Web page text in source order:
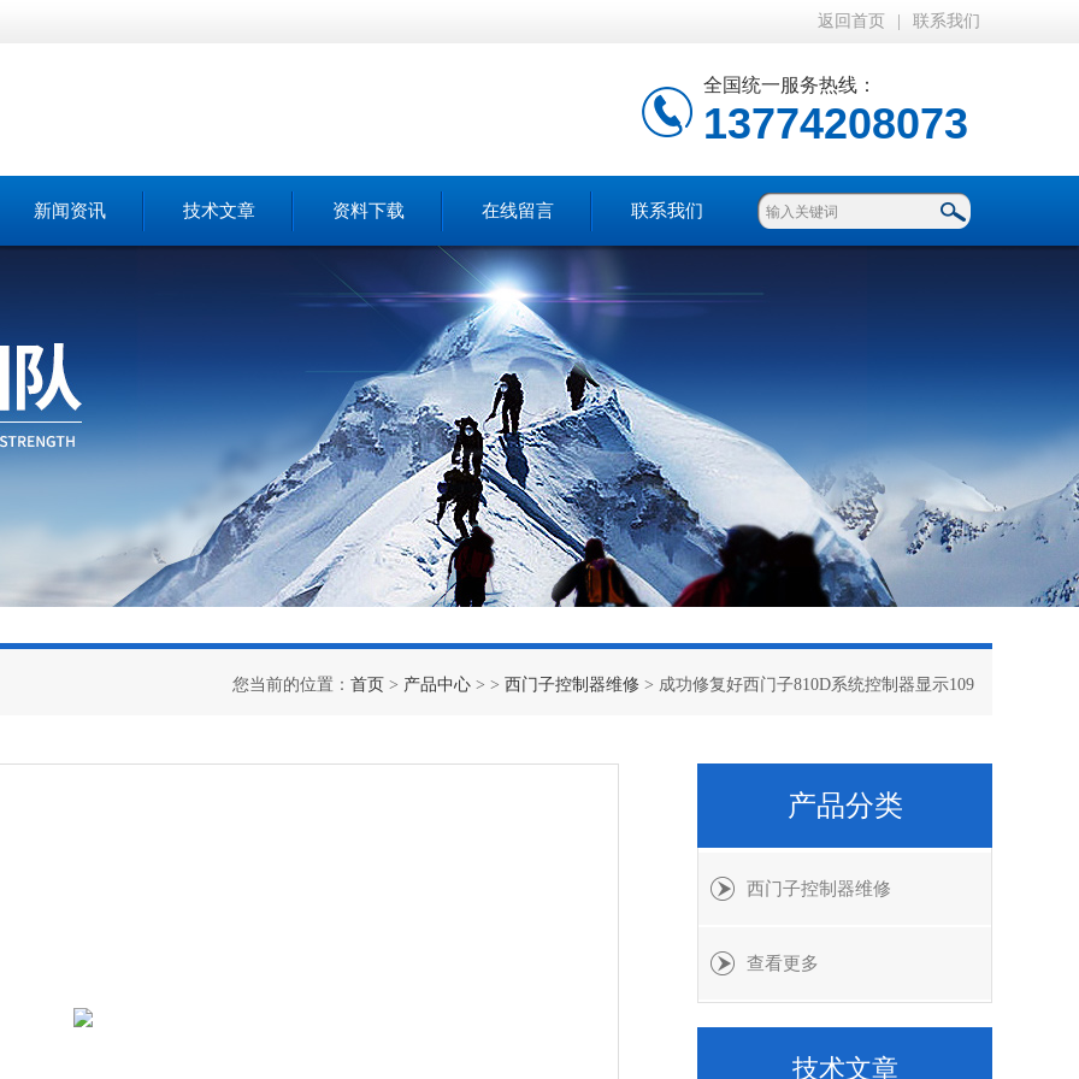
返回首页 联系我们
全国统一服务热线：
13774208073
新闻资讯 技术文章 资料下载 在线留言 联系我们
您当前的位置： 首页 > 产品中心 > > 西门子控制器维修 > 成功修复好西门子810D系统控制器显示109
产品分类
西门子控制器维修
查看更多
技术文章